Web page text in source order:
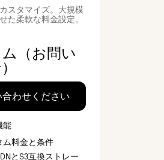
スタマイズ。大規模
た柔軟な料金設定。
（お問い
合わせください
能
ム料金と条件
とS3互換ストレー